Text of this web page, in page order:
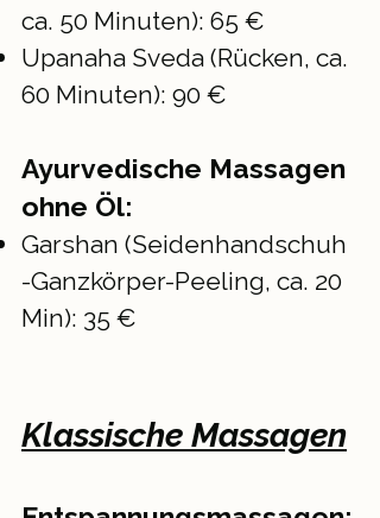
ca. 50 Minuten): 65 €
Upanaha Sveda (Rücken, ca.
60 Minuten): 90 €
Ayurvedische Massagen
ohne Öl:
Garshan (Seidenhandschuh
-Ganzkörper-Peeling, ca. 20
Min): 35 €
Klassische Massagen